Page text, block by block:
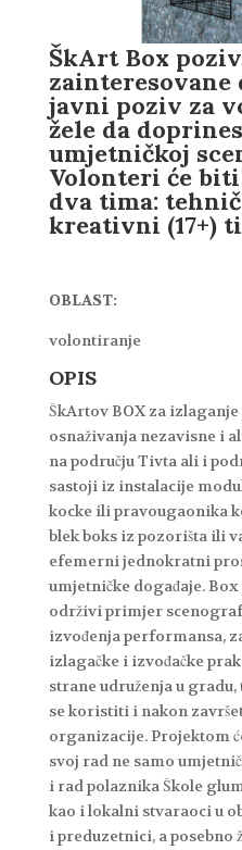
ŠkArt Box
zainteresovane
javni poziv za
žele da
umjetničkoj
Volonteri će
dva tima:
kreativni (17+)
OBLAST:
volontiranje
OPIS
ŠkArtov BOX za
osnaživanja nezavisne i
na području Tivta ali i
sastoji iz instalacije
kocke ili pravougaonika
blek boks iz pozorišta ili
efemerni jednokratni
umjetničke događaje.
održivi primjer
izvođenja performansa,
izlagačke i izvođačke
strane udruženja u
se koristiti i nakon
organizacije. Projektom
svoj rad ne samo
i rad polaznika Škole
kao i lokalni stvaraoci u
i preduzetnici, a posebno